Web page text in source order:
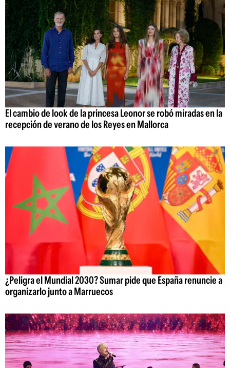
El cambio de look de la princesa Leonor se robó miradas en la
recepción de verano de los Reyes en Mallorca
¿Peligra el Mundial 2030? Sumar pide que España renuncie a
organizarlo junto a Marruecos